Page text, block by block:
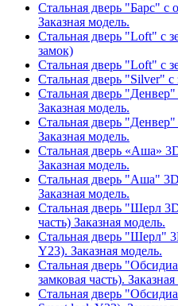
Стальная дверь "Барс" с
Заказная модель.
Стальная дверь "Loft" с
замок)
Стальная дверь "Loft" с
Стальная дверь "Silver" с
Стальная дверь "Денвер"
Заказная модель.
Стальная дверь
Заказная модель.
Стальная дверь «Аша»
Заказная модель.
Стальная дверь "Аша"
Заказная модель.
Стальная дверь "Шерл
часть) Заказная модель.
Стальная дверь "Шерл"
Y23). Заказная модель.
Стальная дверь
замковая часть).
Стальная дверь